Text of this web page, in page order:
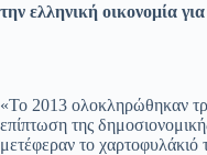
την ελληνική οικονομία
«Το 2013 ολοκληρώθηκαν
επίπτωση της
μετέφεραν το χαρτοφυλάκιό